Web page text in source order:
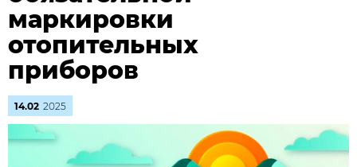
маркировки
отопительных
приборов
14.02 2025